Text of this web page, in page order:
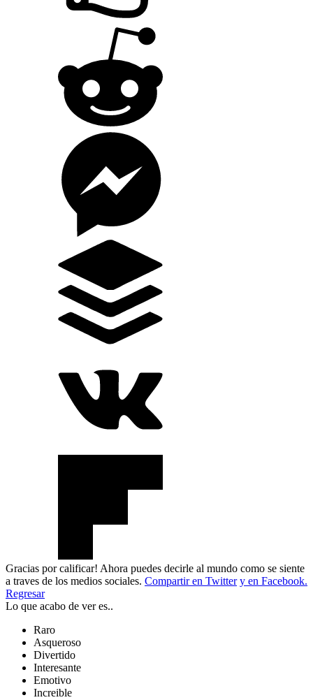
Gracias por calificar! Ahora puedes decirle al mundo como se siente
a traves de los medios sociales. Compartir en Twitter y en Facebook.
Regresar
Lo que acabo de ver es..
Raro
Asqueroso
Divertido
Interesante
Emotivo
Increible